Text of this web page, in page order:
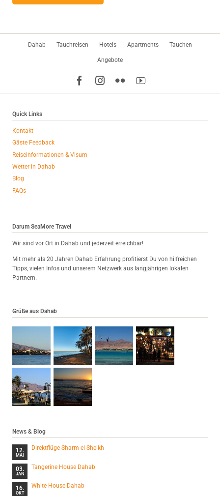
Navigation
Dahab Tauchreisen Hotels Apartments Tauchen
Angebote
Quick Links
Kontakt
Gäste Feedback
Reiseinformationen & Visum
Wetter in Dahab
Blog
FAQs
Darum SeaMore Travel
Wir sind vor Ort in Dahab und jederzeit erreichbar!
Mit mehr als 20 Jahren Dahab Erfahrung profitierst Du von hilfreichen
Tipps, vielen Infos und unserem Netzwerk aus langjährigen lokalen
Partnern.
Grüße aus Dahab
News & Blog
12.
MAI
Direktflüge Sharm el Sheikh
03.
JAN
Tangerine House Dahab
16.
OKT
White House Dahab